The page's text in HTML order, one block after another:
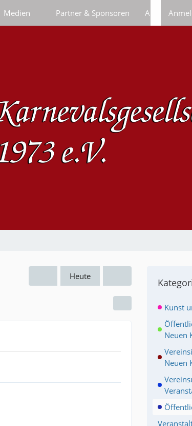
Medien Partner & Sponsoren Anfragen/
Heute
Kunst
Neuen
Neuen